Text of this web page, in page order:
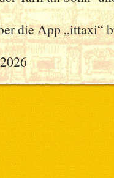
die App „ittaxi“